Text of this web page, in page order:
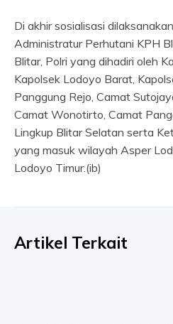
Di akhir sosialisasi
Administratur Perhutani KPH
Blitar, Polri yang dihadiri oleh
Kapolsek Lodoyo Barat,
Panggung Rejo, Camat
Camat Wonotirto, Camat
Lingkup Blitar Selatan serta
yang masuk wilayah Asper
Lodoyo Timur.(ib)
Artikel Terkait